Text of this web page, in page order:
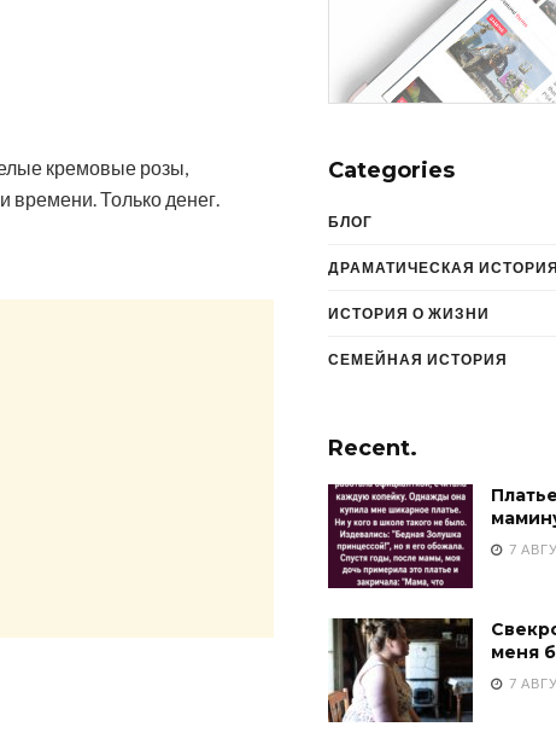
кремовые розы,
времени. Только денег.
Categories
БЛОГ
ДРАМАТИЧЕСКАЯ ИСТОРИЯ
ИСТОРИЯ О ЖИЗНИ
СЕМЕЙНАЯ ИСТОРИЯ
Recent.
7
меня
7